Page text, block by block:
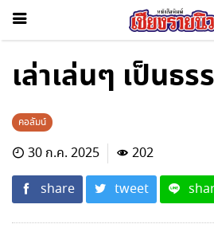
เล่าเล่นๆ เป็นธ
คอลัมน์
30 ก.ค. 2025
202
share
tweet